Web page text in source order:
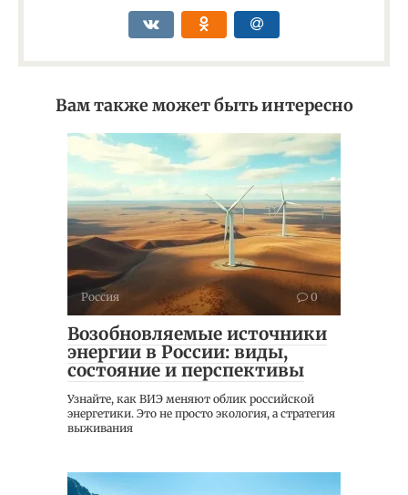
Вам также может быть интересно
Россия 0
Возобновляемые источники
энергии в России: виды,
состояние и перспективы
Узнайте, как ВИЭ меняют облик российской
энергетики. Это не просто экология, а стратегия
выживания